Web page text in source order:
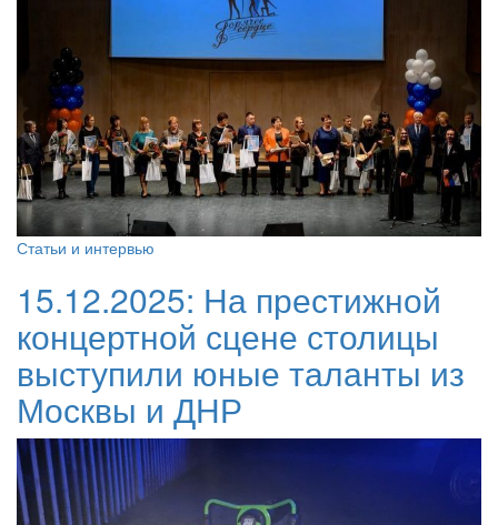
Статьи и интервью
15.12.2025: На престижной
концертной сцене столицы
выступили юные таланты из
Москвы и ДНР